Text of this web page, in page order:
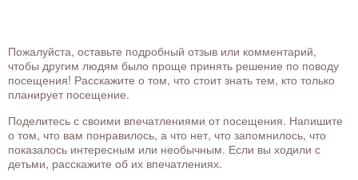
Пожалуйста, оставьте подробный отзыв или комментарий,
чтобы другим людям было проще принять решение по поводу
посещения! Расскажите о том, что стоит знать тем, кто только
планирует посещение.
Поделитесь с своими впечатлениями от посещения. Напишите
о том, что вам понравилось, а что нет, что запомнилось, что
показалось интересным или необычным. Если вы ходили с
детьми, расскажите об их впечатлениях.